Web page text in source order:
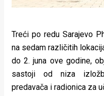
Za
Život
pokretu
Treći po redu Sarajevo
na sedam različitih
do 2. juna ove godine,
sastoji od niza
predavača i radionica za